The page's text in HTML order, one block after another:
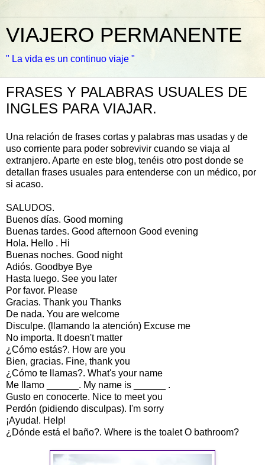
VIAJERO PERMANENTE
" La vida es un continuo viaje "
FRASES Y PALABRAS USUALES DE
INGLES PARA VIAJAR.
Una relación de frases cortas y palabras mas usadas y de
uso corriente para poder sobrevivir cuando se viaja al
extranjero. Aparte en este blog, tenéis otro post donde se
detallan frases usuales para entenderse con un médico, por
si acaso.
SALUDOS.
Buenos días. Good morning
Buenas tardes. Good afternoon Good evening
Hola. Hello . Hi
Buenas noches. Good night
Adiós. Goodbye Bye
Hasta luego. See you later
Por favor. Please
Gracias. Thank you Thanks
De nada. You are welcome
Disculpe. (llamando la atención) Excuse me
No importa. It doesn't matter
¿Cómo estás?. How are you
Bien, gracias. Fine, thank you
¿Cómo te llamas?. What's your name
Me llamo ______. My name is ______ .
Gusto en conocerte. Nice to meet you
Perdón (pidiendo disculpas). I'm sorry
¡Ayuda!. Help!
¿Dónde está el baño?. Where is the toalet O bathroom?